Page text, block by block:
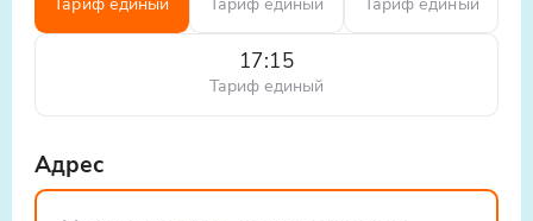
Одежда: удобная, закрытая обувь.
Этот тур подойдёт любителям активного
отдыха, семьям с детьми и тем, кто хочет
себя неизведанные уголки и получите заряд
бодрости на долгое время!
17:15
Тариф единый
Адрес